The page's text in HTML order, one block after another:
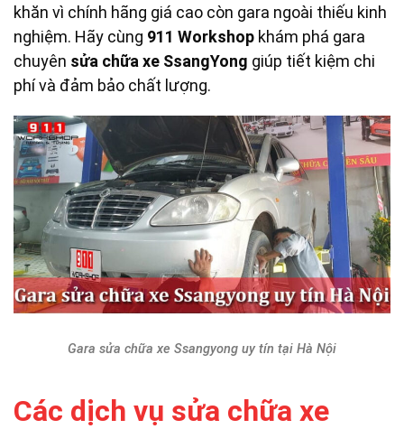
khăn vì chính hãng giá cao còn gara ngoài thiếu kinh
nghiệm. Hãy cùng 911 Workshop khám phá gara
chuyên sửa chữa xe SsangYong giúp tiết kiệm chi
phí và đảm bảo chất lượng.
Gara sửa chữa xe Ssangyong uy tín tại Hà Nội
Các dịch vụ sửa chữa xe